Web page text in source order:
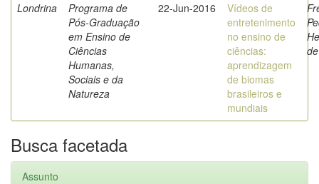
Londrina
Programa de
Pós-Graduação
em Ensino de
Ciências
Humanas,
Sociais e da
Natureza
22-Jun-2016
Vídeos de
entretenimento
no ensino de
ciências:
aprendizagem
de biomas
brasileiros e
mundiais
de
Busca facetada
Assunto